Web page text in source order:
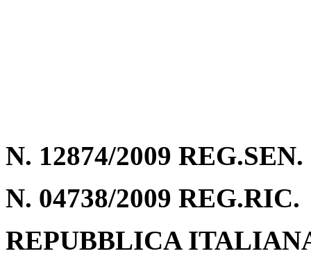
N. 12874/2009 REG.SEN.
N. 04738/2009 REG.RIC.
REPUBBLICA